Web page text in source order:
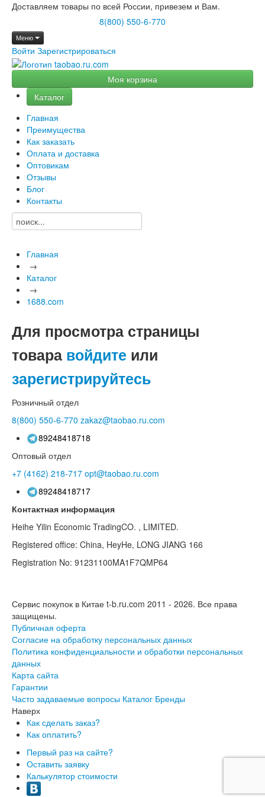
Доставляем товары по всей России, привезем и Вам.
8(800) 550-6-770
Меню
Войти Зарегистрироваться
Моя корзина
Каталог
Главная
Преимущества
Как заказать
Оплата и доставка
Оптовикам
Отзывы
Блог
Контакты
Главная
→
Каталог
→
1688.com
Для просмотра страницы
товара войдите или
зарегистрируйтесь
Розничный отдел
8(800) 550-6-770 zakaz@taobao.ru.com
89248418718
Оптовый отдел
+7 (4162) 218-717 opt@taobao.ru.com
89248418717
Контактная информация
Heihe Yilin Economic TradingCO. , LIMITED.
Registered office: China, HeyHe, LONG JIANG 166
Registration No: 91231100MA1F7QMP64
Сервис покупок в Китае t-b.ru.com 2011 - 2026. Все права
защищены.
Публичная оферта
Согласие на обработку персональных данных
Политика конфиденциальности и обработки персональных
данных
Карта сайта
Гарантии
Часто задаваемые вопросы Каталог Бренды
Наверх
Как сделать заказ?
Как оплатить?
Первый раз на сайте?
Оставить заявку
Калькулятор стоимости